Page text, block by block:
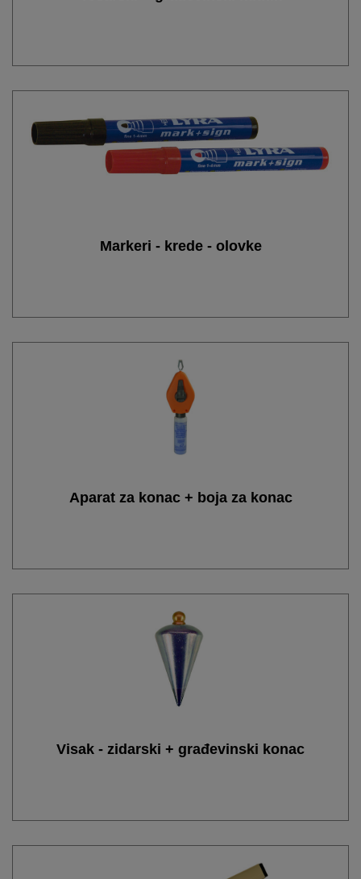
Markeri - krede - olovke
Aparat za konac + boja za konac
Visak - zidarski + građevinski konac